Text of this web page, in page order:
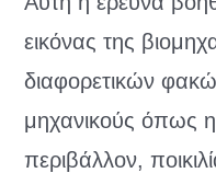
εικόνας της
διαφορετικών
μηχανικούς όπως
περιβάλλον,